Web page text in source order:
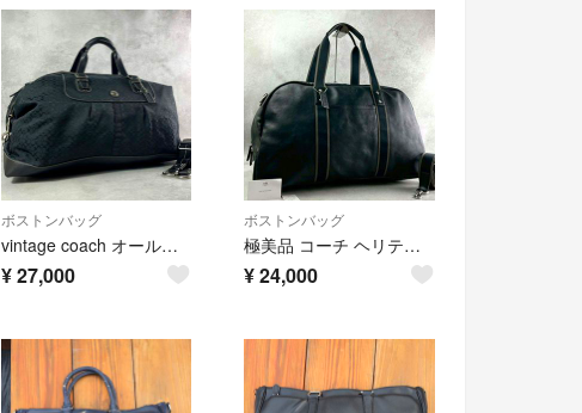
ボストンバッグ
vintage coach オールドコーチ 2way ボストンバッグ ビジネスバッグ A4可 レザー ロゴ メンズ ブラック 黒
¥27,000
ボストンバッグ
極美品 コーチ ヘリテージ 2way ボストンバッグ ビジネス A4可 本革 黒
¥24,000